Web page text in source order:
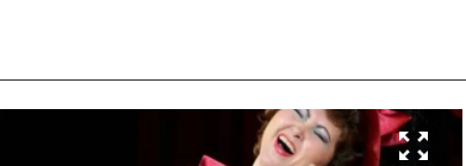
zoom_out_map